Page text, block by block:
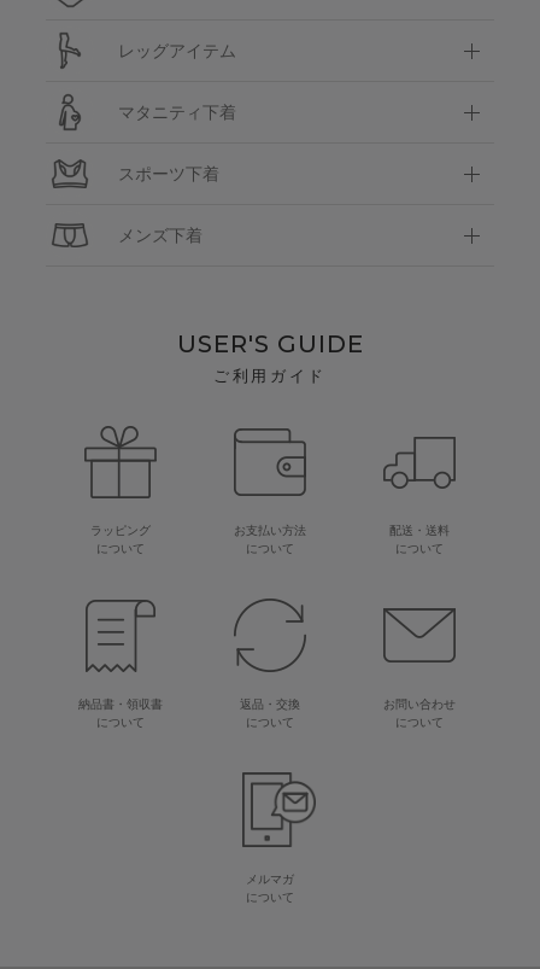
レッグアイテム
マタニティ下着
スポーツ下着
メンズ下着
USER'S GUIDE
ご利用ガイド
ラッピング
について
お支払い方法
について
配送・送料
について
納品書・領収書
について
返品・交換
について
お問い合わせ
について
メルマガ
について